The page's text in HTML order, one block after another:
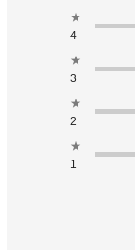
★
4
★
3
★
2
★
1